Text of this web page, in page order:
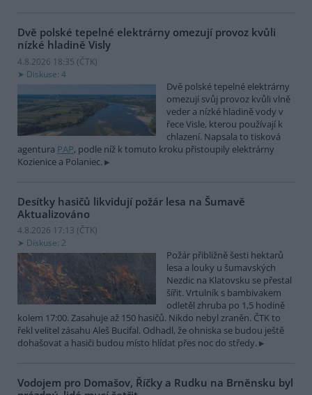
Dvě polské tepelné elektrárny omezují provoz kvůli
nízké hladině Visly
4.8.2026 18:35 (ČTK)
Diskuse: 4
Dvě polské tepelné elektrárny
omezují svůj provoz kvůli vlně
veder a nízké hladině vody v
řece Visle, kterou používají k
chlazení. Napsala to tisková
agentura PAP, podle níž k tomuto kroku přistoupily elektrárny
Kozienice a Polaniec.
Desítky hasičů likvidují požár lesa na Šumavě
Aktualizováno
4.8.2026 17:13 (ČTK)
Diskuse: 2
Požár přibližně šesti hektarů
lesa a louky u šumavských
Nezdic na Klatovsku se přestal
šířit. Vrtulník s bambivakem
odletěl zhruba po 1,5 hodině
kolem 17:00. Zasahuje až 150 hasičů. Nikdo nebyl zraněn. ČTK to
řekl velitel zásahu Aleš Bucifal. Odhadl, že ohniska se budou ještě
dohašovat a hasiči budou místo hlídat přes noc do středy.
Vodojem pro Domašov, Říčky a Rudku na Brněnsku byl